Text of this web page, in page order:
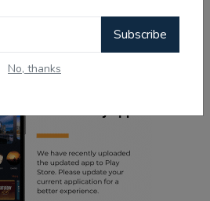
Subscribe
No, thanks